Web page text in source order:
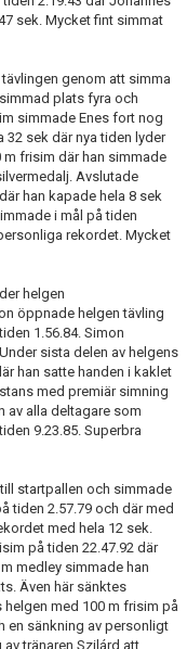
sek. Mycket fint simmat
genom att simma
plats fyra och
simmade Enes fort nog
sek där nya tiden lyder
frisim där han simmade
Avslutade
han kapade hela 8 sek
i mål på tiden
rekordet. Mycket
helgen
öppnade helgen tävling
1.56.84. Simon
sista delen av helgens
han satte handen i kaklet
med premiär simning
av alla deltagare som
9.23.85. Superbra
startpallen och simmade
tiden 2.57.79 och där med
med hela 12 sek.
på tiden 22.47.92 där
medley simmade han
Även här sänktes
med 100 m frisim på
en sänkning av personligt
tränaren Szilárd att